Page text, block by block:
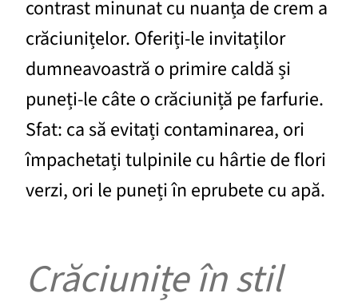
contrast minunat cu nuanța de crem a
crăciunițelor. Oferiți-le invitaților
dumneavoastră o primire caldă și
puneți-le câte o crăciuniță pe farfurie.
Sfat: ca să evitați contaminarea, ori
împachetați tulpinile cu hârtie de flori
verzi, ori le puneți în eprubete cu apă.
Crăciunițe în stil